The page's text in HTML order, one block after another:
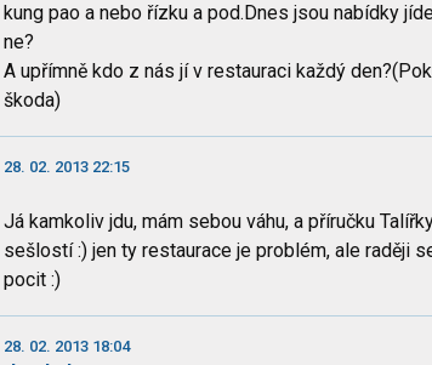
kung pao a nebo řízku a pod.Dnes jsou nabídky
ne?
A upřímně kdo z nás jí v restauraci každý
škoda)
28. 02. 2013 22:15
Já kamkoliv jdu, mám sebou váhu, a příručku
sešlostí :) jen ty restaurace je problém, ale raději
pocit :)
28. 02. 2013 18:04